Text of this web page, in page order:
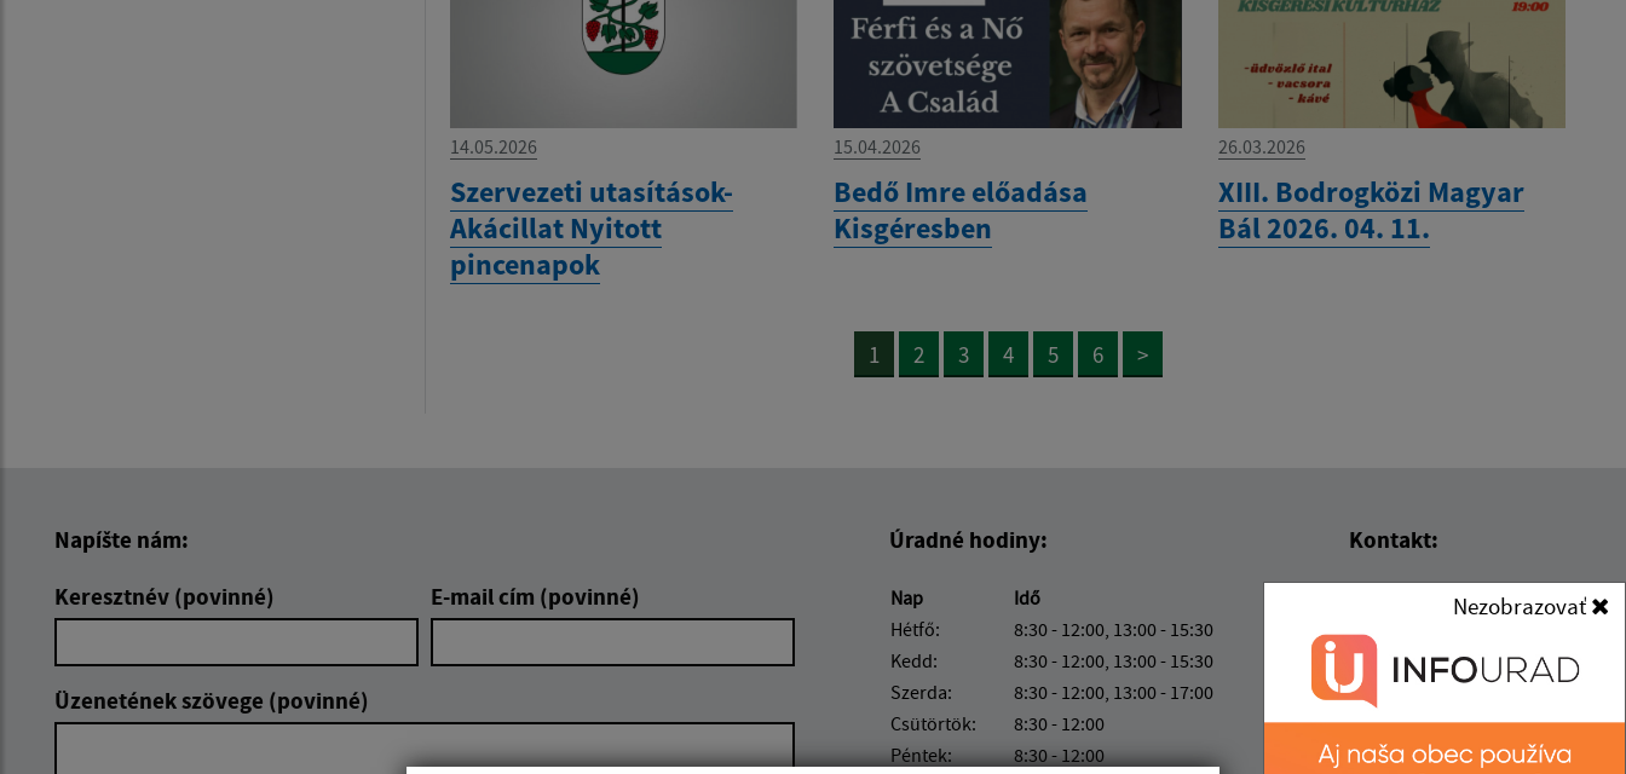
14.05.2026
Szervezeti utasítások-
Akácillat Nyitott
pincenapok
15.04.2026
Bedő Imre előadása
Kisgéresben
26.03.2026
XIII. Bodrogközi Magyar
Bál 2026. 04. 11.
1 2 3 4 5 6 >
Napíšte nám:
Keresztnév (povinné)
E-mail cím (povinné)
Üzenetének szövege (povinné)
Úradné hodiny:
Nap
Idő
Hétfő:
8:30 - 12:00, 13:00 - 15:30
Kedd:
8:30 - 12:00, 13:00 - 15:30
Szerda:
8:30 - 12:00, 13:00 - 17:00
Csütörtök:
8:30 - 12:00
Péntek:
8:30 - 12:00
Kontakt:
Obec (Kisgéres)
Družstevná 233
076 52 Malý Horeš
info@malyhores.sk
+421 56 628 53 70
Nezobrazovať